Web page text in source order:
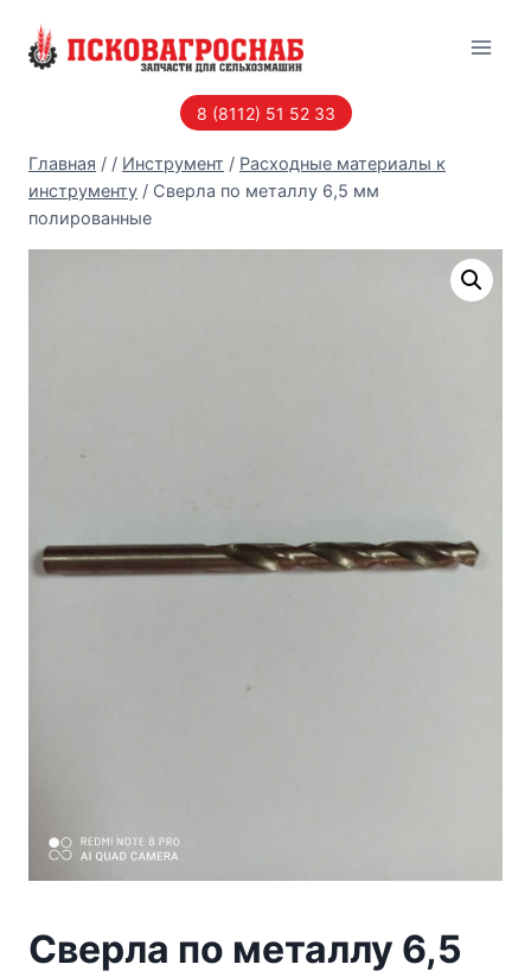
8 (8112) 51 52 33
Главная / / Инструмент / Расходные материалы к
инструменту / Сверла по металлу 6,5 мм
полированные
Сверла по металлу 6,5